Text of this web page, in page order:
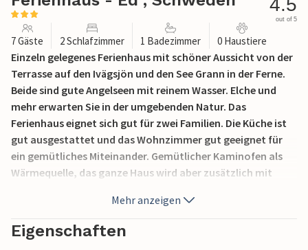
4.5
out of 5
7 Gäste 2 Schlafzimmer 1 Badezimmer 0 Haustiere
Einzeln gelegenes Ferienhaus mit schöner Aussicht von der
Terrasse auf den Ivägsjön und den See Grann in der Ferne.
Beide sind gute Angelseen mit reinem Wasser. Elche und
mehr erwarten Sie in der umgebenden Natur. Das
Ferienhaus eignet sich gut für zwei Familien. Die Küche ist
gut ausgestattet und das Wohnzimmer gut geeignet für
ein gemütliches Miteinander. Gemütlicher Kaminofen als
Wärmequelle, das ganze Haus wird aber zusätzlich mit
Moose Ranch, dort kommen Sie Elchen richtig nahe. Mit
den Kanalschiffen können Sie einen Ausflug auf dem
Dalslands Kanal machen.
Mehr anzeigen
Eigenschaften